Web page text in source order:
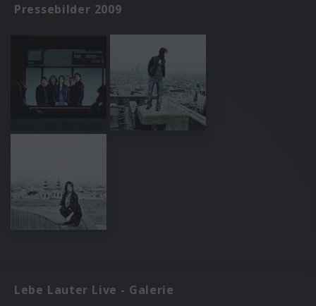
Pressebilder 2009
Lebe Lauter Live - Galerie